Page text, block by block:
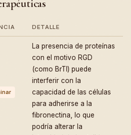
DETALLE
La presencia de proteínas
con el motivo RGD
(como BrTI) puede
interferir con la
capacidad de las células
para adherirse a la
fibronectina, lo que
podría alterar la